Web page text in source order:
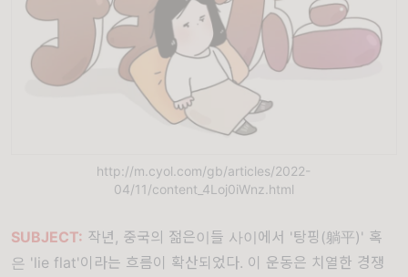
http://m.cyol.com/gb/articles/2022-
04/11/content_4Loj0iWnz.html
SUBJECT: 작년, 중국의 젊은이들 사이에서 '탕핑(躺平)' 혹
은 'lie flat'이라는 흐름이 확산되었다. 이 운동은 치열한 경쟁